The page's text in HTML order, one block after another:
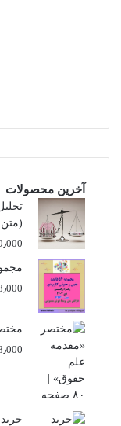
آخرین محصولات
(متن PDF + فایل صوتی)
مجموعه ۵۴ قاعده